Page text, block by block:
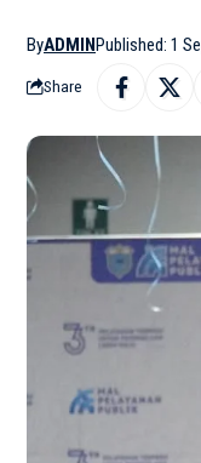
ByADMINPublished: 1
Share